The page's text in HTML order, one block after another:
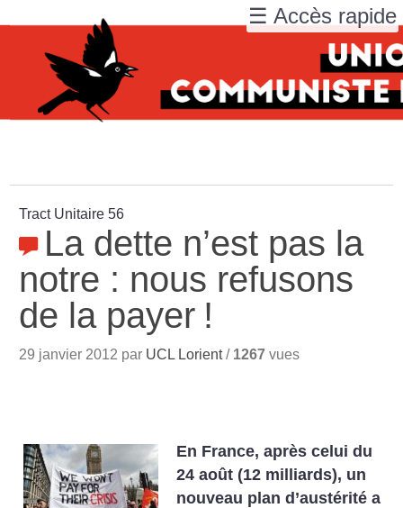
Tract Unitaire 56
La dette n’est pas la
notre : nous refusons
de la payer !
29 janvier 2012 par UCL Lorient/ 1267 vues
En France, après celui du
24 août (12 milliards), un
nouveau plan d’austérité a
☰ Accès rapide